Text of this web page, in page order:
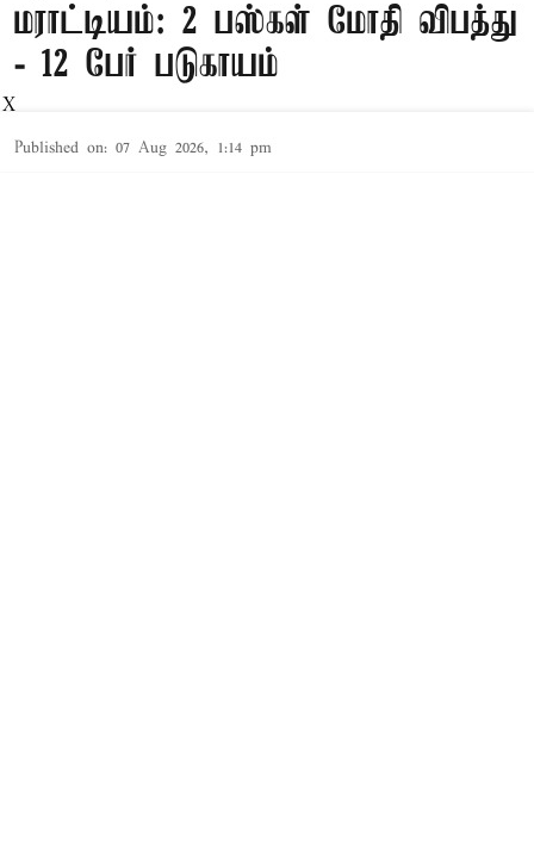
மராட்டியம்: 2 பஸ்கள் மோதி விபத்து
- 12 பேர் படுகாயம்
Published on: 07 Aug 2026, 1:14 pm
X